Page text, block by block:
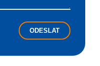
ODESLAT